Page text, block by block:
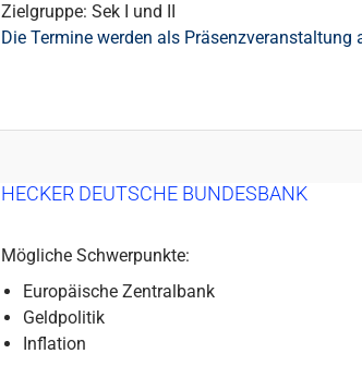
Zielgruppe: Sek I und II
Die Termine werden als Präsenzveranstaltung
HECKER DEUTSCHE BUNDESBANK
Mögliche Schwerpunkte:
Europäische Zentralbank
Geldpolitik
Inflation